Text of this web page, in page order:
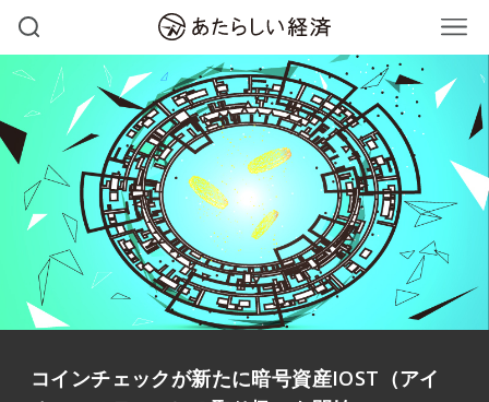
コインチェックが新たに暗号資産IOST（アイ